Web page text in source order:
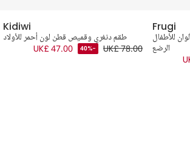
Kidiwi
طقم دنغري وقميص قطن لون أحمر للأولاد
UK£ 78.00
-40%
UK£ 47.00
Frugi
للأطفال
الرضع